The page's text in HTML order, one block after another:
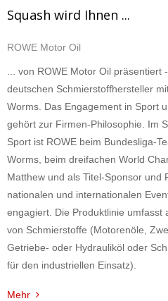
Squash wird Ihnen ...
ROWE Motor Oil
... von ROWE Motor Oil präsentiert
deutschen Schmierstoffhersteller
Worms. Das Engagement in Sport
gehört zur Firmen-Philosophie. Im
Sport ist ROWE beim Bundesliga-
Worms, beim dreifachen World
Matthew und als Titel-Sponsor und
nationalen und internationalen
engagiert. Die Produktlinie umfasst
von Schmierstoffe (Motorenöle,
Getriebe- oder Hydrauliköl oder
für den industriellen Einsatz).
Mehr